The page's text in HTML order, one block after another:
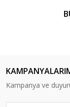
Bevel Ofis Takımı
Kampanya ve